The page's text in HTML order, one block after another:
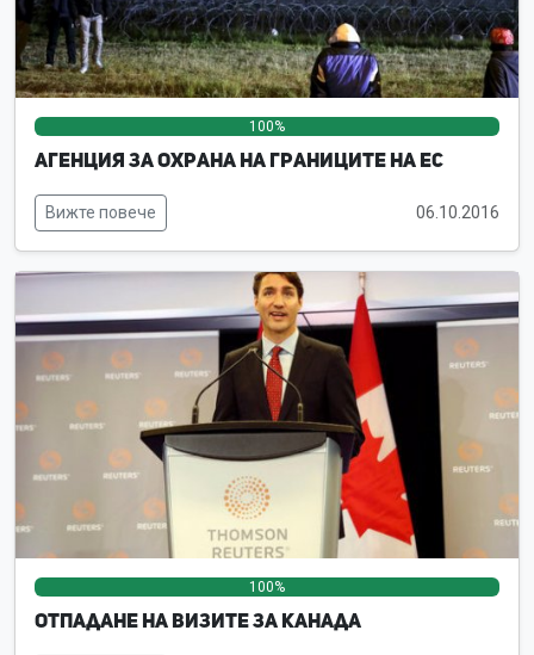
100%
Агенция за охрана на границите на ЕС
Вижте повече 06.10.2016
100%
Отпадане на визите за Канада